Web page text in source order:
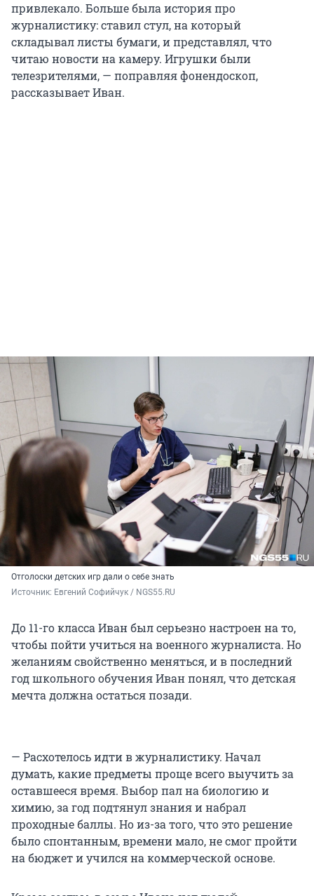
привлекало. Больше была история про
журналистику: ставил стул, на который
складывал листы бумаги, и представлял, что
читаю новости на камеру. Игрушки были
телезрителями, — поправляя фонендоскоп,
рассказывает Иван.
Отголоски детских игр дали о себе знать
Источник: Евгений Софийчук / NGS55.RU
До 11-го класса Иван был серьезно настроен на то,
чтобы пойти учиться на военного журналиста. Но
желаниям свойственно меняться, и в последний
год школьного обучения Иван понял, что детская
мечта должна остаться позади.
— Расхотелось идти в журналистику. Начал
думать, какие предметы проще всего выучить за
оставшееся время. Выбор пал на биологию и
химию, за год подтянул знания и набрал
проходные баллы. Но из-за того, что это решение
было спонтанным, времени мало, не смог пройти
на бюджет и учился на коммерческой основе.